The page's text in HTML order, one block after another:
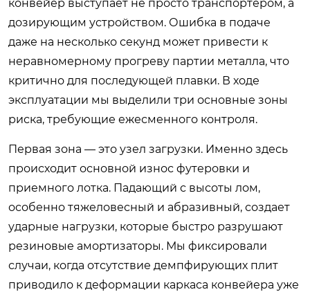
конвейер выступает не просто транспортером, а
дозирующим устройством. Ошибка в подаче
даже на несколько секунд может привести к
неравномерному прогреву партии металла, что
критично для последующей плавки. В ходе
эксплуатации мы выделили три основные зоны
риска, требующие ежесменного контроля.
Первая зона — это узел загрузки. Именно здесь
происходит основной износ футеровки и
приемного лотка. Падающий с высоты лом,
особенно тяжеловесный и абразивный, создает
ударные нагрузки, которые быстро разрушают
резиновые амортизаторы. Мы фиксировали
случаи, когда отсутствие демпфирующих плит
приводило к деформации каркаса конвейера уже